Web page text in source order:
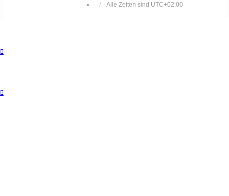
Alle Zeiten sind UTC+02:00